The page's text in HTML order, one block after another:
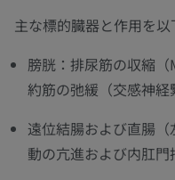
主な標的臓器と作用を以
膀胱：排尿筋の収縮
約筋の弛緩（交感神
遠位結腸および直腸
動の亢進および内肛